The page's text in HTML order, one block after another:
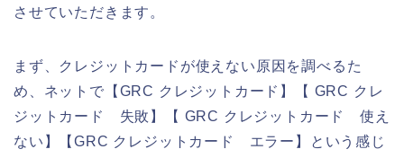
させていただきます。
まず、クレジットカードが使えない原因を調べるた
め、ネットで【GRC クレジットカード】【 GRC クレ
ジットカード 失敗】【 GRC クレジットカード 使え
ない】【GRC クレジットカード エラー】という感じ